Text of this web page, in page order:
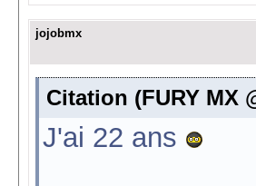
jojobmx
Citation (FURY MX
J'ai 22 ans